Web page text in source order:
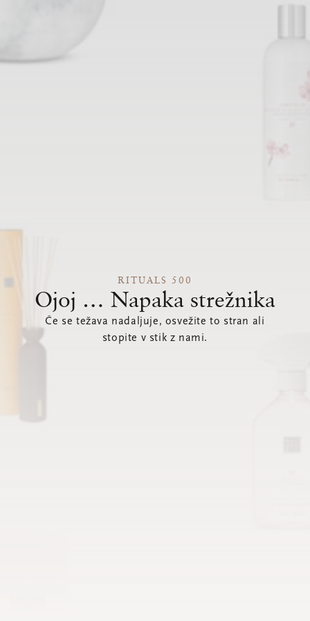
RITUALS 500
Ojoj … Napaka strežnika
Če se težava nadaljuje, osvežite to stran ali
stopite v stik z nami.